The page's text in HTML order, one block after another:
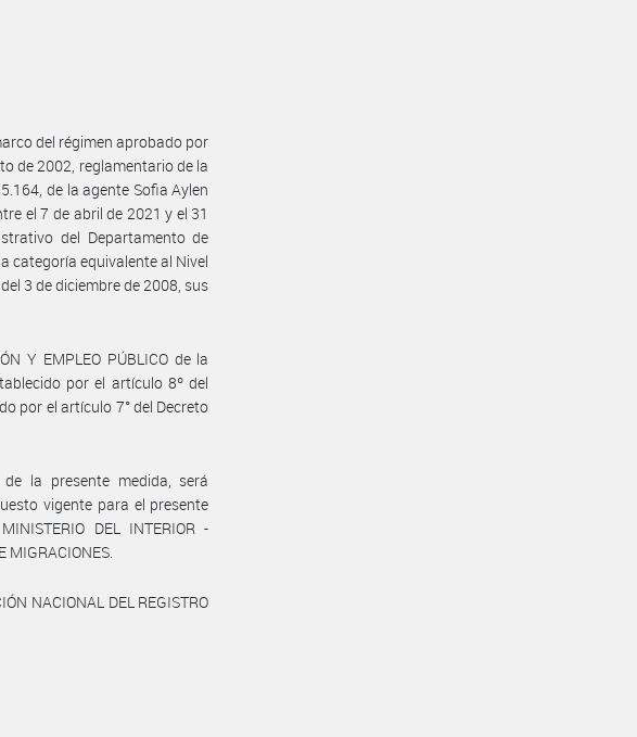
del régimen aprobado por
de 2002, reglamentario de la
de la agente Sofia Aylen
el 7 de abril de 2021 y el 31
del Departamento de
categoría equivalente al Nivel
3 de diciembre de 2008, sus
Y EMPLEO PÚBLICO de la
por el artículo 8º del
por el artículo 7° del Decreto
la presente medida, será
vigente para el presente
DEL INTERIOR -
MIGRACIONES.
NACIONAL DEL REGISTRO